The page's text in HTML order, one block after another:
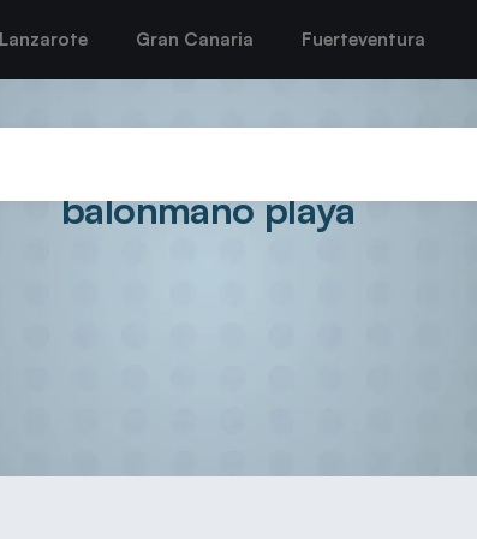
Lanzarote Gran Canaria Fuerteventura
guía a España al título
balonmano playa